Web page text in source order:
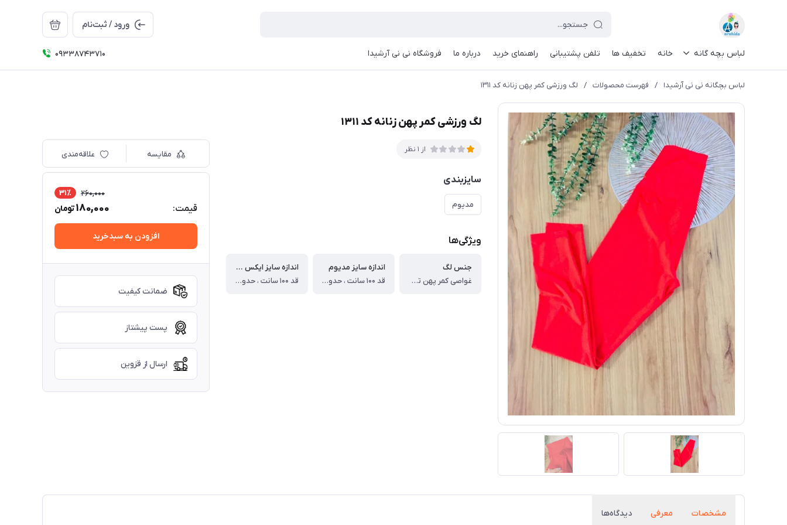
ورود / ثبت‌نام
لباس بچه گانه خانه تخفیف ها تلفن پشتیبانی راهنمای خرید درباره ما فروشگاه نی نی آرشیدا 09338743710
لباس بچگانه نی نی آرشیدا / فهرست محصولات / لگ ورزشی کمر پهن زنانه کد ۱۳۱۱
لگ ورزشی کمر پهن زنانه کد ۱۳۱۱
از 1 نظر
سایزبندی
مدیوم
ویژگی‌ها
جنس لگ
غواصی کمر پهن تمام کش
اندازه سایز مدیوم
قد ۱۰۰ سانت ، حدودا مناسب ۳۶ و ۳۸ بزرگسال
اندازه سایز ایکس لارج
قد ۱۰۰ سانت ، حدودا مناسب ۳۸ الی ۴۲ بزرگسال
مقایسه علاقه‌مندی
قیمت:
260,000 31٪
180,000تومان
افزودن به سبدخرید
ضمانت کیفیت
پست پیشتاز
ارسال از قزوین
مشخصات معرفی دیدگاه‌ها